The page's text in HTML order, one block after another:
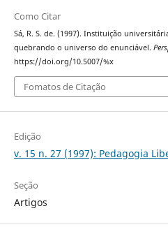
Como Citar
Sá, R. S. de. (1997). Instituição
quebrando o universo do enunciável.
https://doi.org/10.5007/%x
Fomatos de Citação
Edição
v. 15 n. 27 (1997): Pedagogia
Seção
Artigos